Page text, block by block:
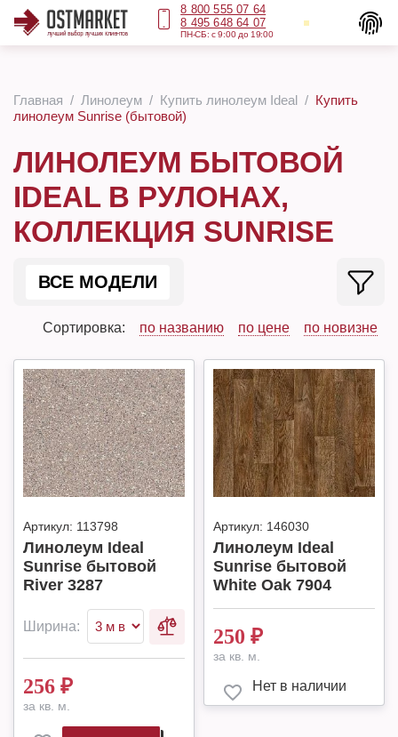
8 800 555 07 64
8 495 648 64 07
ПН-СБ: с 9:00 до 19:00
Главная Линолеум Купить линолеум Ideal
Купить
линолеум Sunrise (бытовой)
ЛИНОЛЕУМ БЫТОВОЙ
IDEAL В РУЛОНАХ,
КОЛЛЕКЦИЯ SUNRISE
ВСЕ МОДЕЛИ
Сортировка: по названию по цене по новизне
Артикул: 113798
Линолеум Ideal
Sunrise бытовой
River 3287
Ширина:
256 ₽
за кв. м.
Артикул: 146030
Линолеум Ideal
Sunrise бытовой
White Oak 7904
250 ₽
за кв. м.
Нет в наличии